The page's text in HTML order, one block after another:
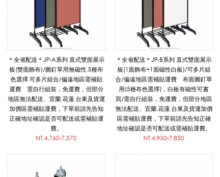
系
列
_
＊全省配送＊JP-A系列 直式雙面展示
板(雙面飾布)/圖釘單用無磁性.5種布
色選擇.可多片組合/偏遠地區需補貼
運費 需自行組裝，免運費，但部分
地區無法配送、宜蘭.花蓮.台東及貨運
加價區需補貼運費，下單前請先告知
正確地址確認是否可配送或需補貼運
費。
NT.4,760-7,570
＊全省配送＊JP-B系列 直式雙面展示
板(1面飾布+1面磁性白板)/可多片組
合/偏遠地區需補貼運費 布面圖釘單
用(5種布色選擇)，白板有磁性可書
寫/需自行組裝，免運費，但部分地區
無法配送、宜蘭.花蓮.台東及貨運加價
區需補貼運費，下單前請先告知正確
地址確認是否可配送或需補貼運費。
NT.4,950-7,850